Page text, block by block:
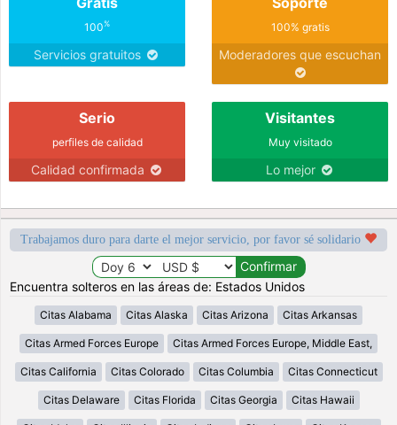
100%
Servicios gratuitos
100% gratis
Moderadores que escuchan
Serio
perfiles de calidad
Calidad confirmada
Visitantes
Muy visitado
Lo mejor
Trabajamos duro para darte el mejor servicio, por favor sé solidario
Encuentra solteros en las áreas de: Estados Unidos
Citas Alabama Citas Alaska Citas Arizona Citas Arkansas
Citas Armed Forces Europe Citas Armed Forces Europe, Middle East,
Citas California Citas Colorado Citas Columbia Citas Connecticut
Citas Delaware Citas Florida Citas Georgia Citas Hawaii